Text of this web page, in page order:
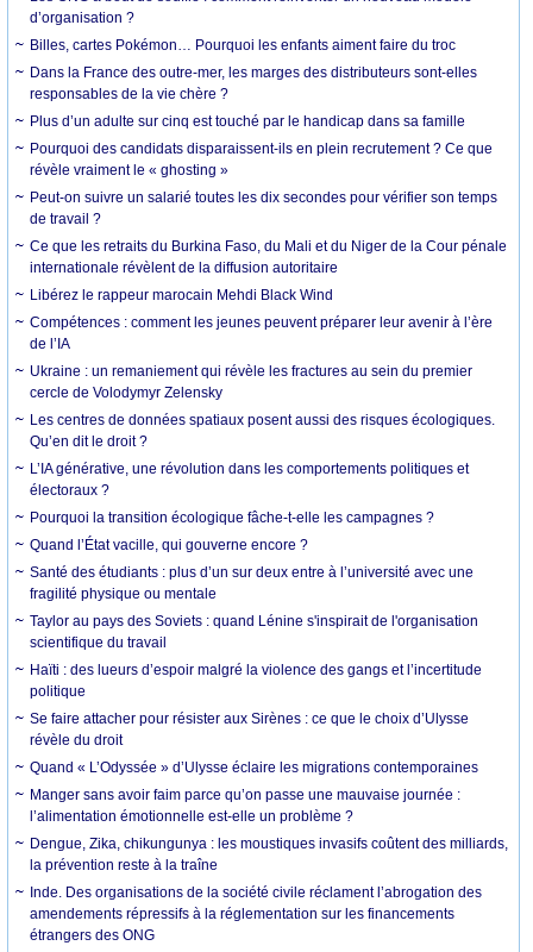
d’organisation ?
Billes, cartes Pokémon… Pourquoi les enfants aiment faire du troc
Dans la France des outre-mer, les marges des distributeurs sont-elles
responsables de la vie chère ?
Plus d’un adulte sur cinq est touché par le handicap dans sa famille
Pourquoi des candidats disparaissent-ils en plein recrutement ? Ce que
révèle vraiment le « ghosting »
Peut-on suivre un salarié toutes les dix secondes pour vérifier son temps
de travail ?
Ce que les retraits du Burkina Faso, du Mali et du Niger de la Cour pénale
internationale révèlent de la diffusion autoritaire
Libérez le rappeur marocain Mehdi Black Wind
Compétences : comment les jeunes peuvent préparer leur avenir à l’ère
de l’IA
Ukraine : un remaniement qui révèle les fractures au sein du premier
cercle de Volodymyr Zelensky
Les centres de données spatiaux posent aussi des risques écologiques.
Qu’en dit le droit ?
L’IA générative, une révolution dans les comportements politiques et
électoraux ?
Pourquoi la transition écologique fâche-t-elle les campagnes ?
Quand l’État vacille, qui gouverne encore ?
Santé des étudiants : plus d’un sur deux entre à l’université avec une
fragilité physique ou mentale
Taylor au pays des Soviets : quand Lénine s'inspirait de l'organisation
scientifique du travail
Haïti : des lueurs d’espoir malgré la violence des gangs et l’incertitude
politique
Se faire attacher pour résister aux Sirènes : ce que le choix d’Ulysse
révèle du droit
Quand « L’Odyssée » d’Ulysse éclaire les migrations contemporaines
Manger sans avoir faim parce qu’on passe une mauvaise journée :
l’alimentation émotionnelle est-elle un problème ?
Dengue, Zika, chikungunya : les moustiques invasifs coûtent des milliards,
la prévention reste à la traîne
Inde. Des organisations de la société civile réclament l’abrogation des
amendements répressifs à la réglementation sur les financements
étrangers des ONG